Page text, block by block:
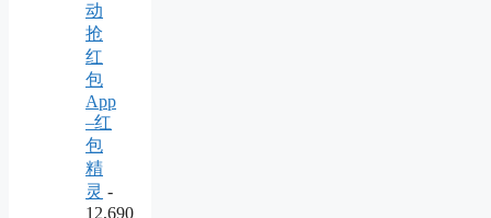
动
抢
红
包
App
–红
包
精
灵 -
12,690